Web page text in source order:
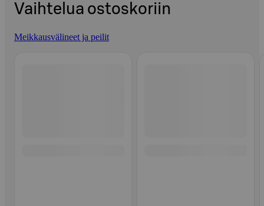
Vaihtelua ostoskoriin
Meikkausvälineet ja peilit